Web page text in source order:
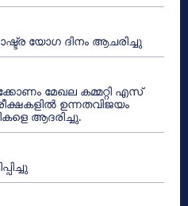
യോഗ ദിനം ആചരിച്ചു
മേഖല കമ്മറ്റി എസ്
ഉന്നതവിജയം
ആദരിച്ചു.